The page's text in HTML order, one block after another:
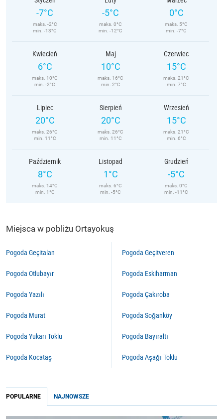
-7°C
maks. -2°C
min. -13°C
-5°C
maks. 0°C
min. -12°C
0°C
maks. 5°C
min. -7°C
Kwiecień
6°C
maks. 10°C
min. -2°C
Maj
10°C
maks. 16°C
min. 2°C
Czerwiec
15°C
maks. 21°C
min. 7°C
Lipiec
20°C
maks. 26°C
min. 11°C
Sierpień
20°C
maks. 26°C
min. 11°C
Wrzesień
15°C
maks. 21°C
min. 6°C
Październik
8°C
maks. 14°C
min. 1°C
Listopad
1°C
maks. 6°C
min. -5°C
Grudzień
-5°C
maks. 0°C
min. -11°C
Miejsca w pobliżu Ortayokuş
Pogoda Geçitalan
Pogoda Otlubayır
Pogoda Yazılı
Pogoda Murat
Pogoda Yukarı Toklu
Pogoda Kocataş
Pogoda Geçitveren
Pogoda Eskiharman
Pogoda Çakıroba
Pogoda Soğanköy
Pogoda Bayıraltı
Pogoda Aşağı Toklu
POPULARNE NAJNOWSZE